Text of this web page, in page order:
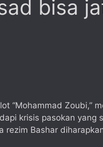
bisa
“Mohammad Zoubi,”
krisis pasokan yang
rezim Bashar